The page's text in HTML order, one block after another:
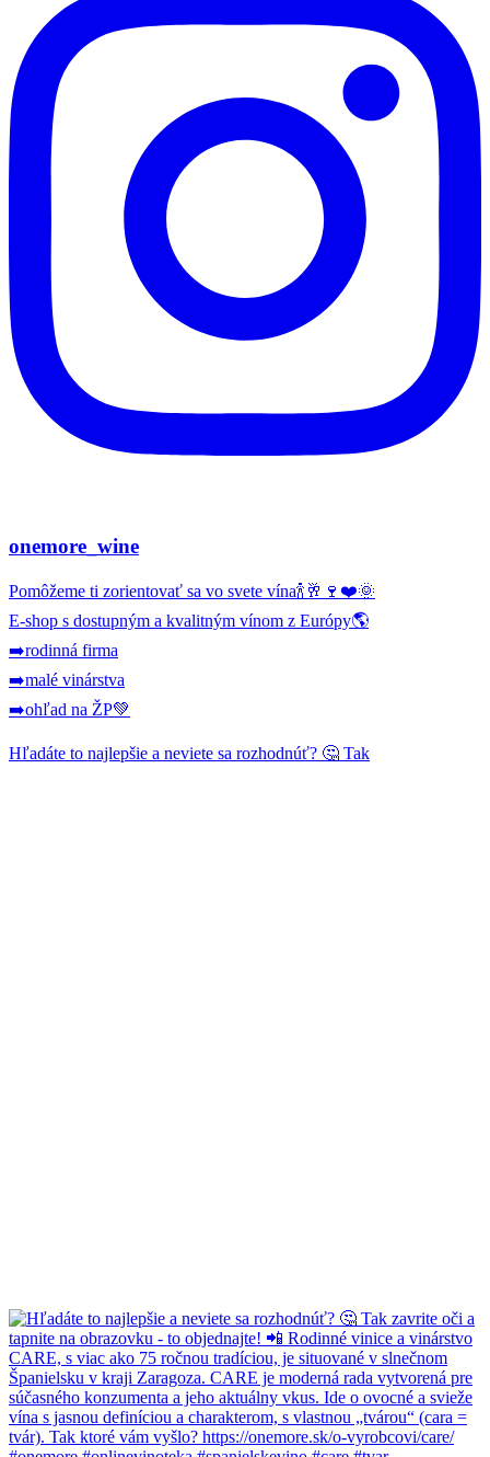
onemore_wine
Pomôžeme ti zorientovať sa vo svete vína🍾🥂🍷❤️🌞
E-shop s dostupným a kvalitným vínom z Európy🌎
➡️rodinná firma
➡️malé vinárstva
➡️ohľad na ŽP💚
Hľadáte to najlepšie a neviete sa rozhodnúť? 🤔 Tak